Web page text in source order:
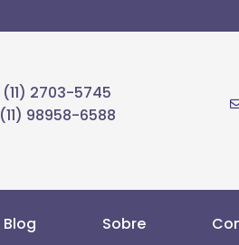
(11) 2703-5745
(11) 98958-6588
Blog Sobre